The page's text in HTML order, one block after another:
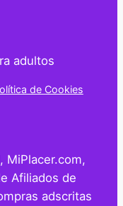
adultos
de Cookies
MiPlacer.com,
Afiliados de
adscritas